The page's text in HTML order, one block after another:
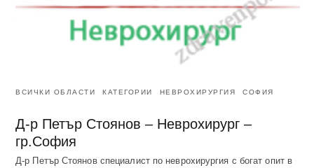
ВСИЧКИ ОБЛАСТИ КАТЕГОРИИ НЕВРОХИРУРГИЯ СОФИЯ
Д-р Петър Стоянов – Неврохирург –
гр.София
Д-р Петър Стоянов специалист по неврохирургия с богат опит в